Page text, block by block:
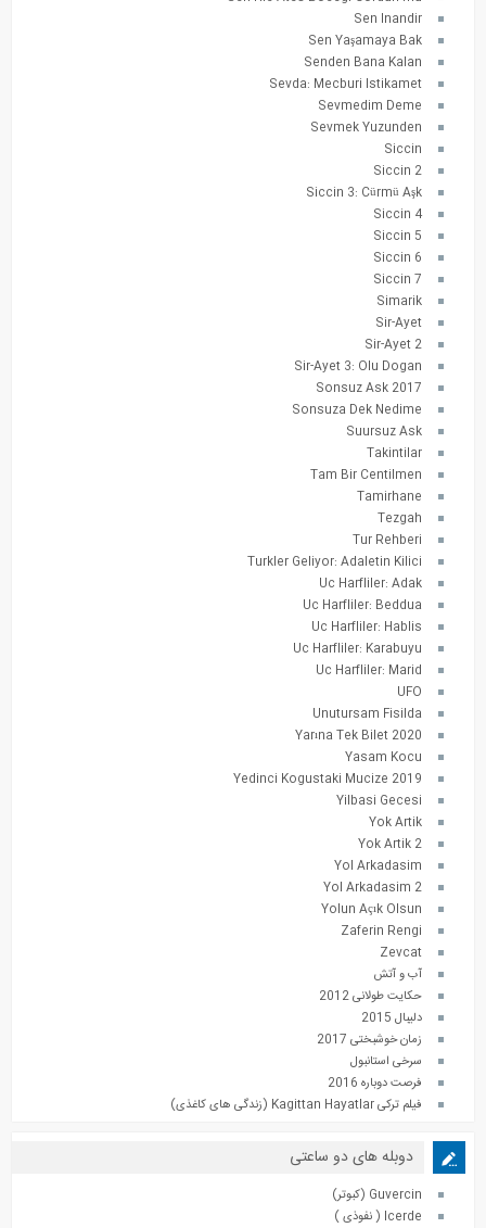
Sen Inandir
Sen Yaşamaya Bak
Senden Bana Kalan
Sevda: Mecburi Istikamet
Sevmedim Deme
Sevmek Yuzunden
Siccin
Siccin 2
Siccin 3: Cürmü Aşk
Siccin 4
Siccin 5
Siccin 6
Siccin 7
Simarik
Sir-Ayet
Sir-Ayet 2
Sir-Ayet 3: Olu Dogan
Sonsuz Ask 2017
Sonsuza Dek Nedime
Suursuz Ask
Takintilar
Tam Bir Centilmen
Tamirhane
Tezgah
Tur Rehberi
Turkler Geliyor: Adaletin Kilici
Uc Harfliler: Adak
Uc Harfliler: Beddua
Uc Harfliler: Hablis
Uc Harfliler: Karabuyu
Uc Harfliler: Marid
UFO
Unutursam Fisilda
Yarına Tek Bilet 2020
Yasam Kocu
Yedinci Kogustaki Mucize 2019
Yilbasi Gecesi
Yok Artik
Yok Artik 2
Yol Arkadasim
Yol Arkadasim 2
Yolun Açık Olsun
Zaferin Rengi
Zevcat
آب و آتش
حکایت طولانی 2012
دلیبال 2015
زمان خوشبختی 2017
سرخی استانبول
فرصت دوباره 2016
فیلم ترکی Kagittan Hayatlar (زندگی های کاغذی)
دوبله های دو ساعتی
Guvercin (کبوتر)
Icerde ( نفوذی )